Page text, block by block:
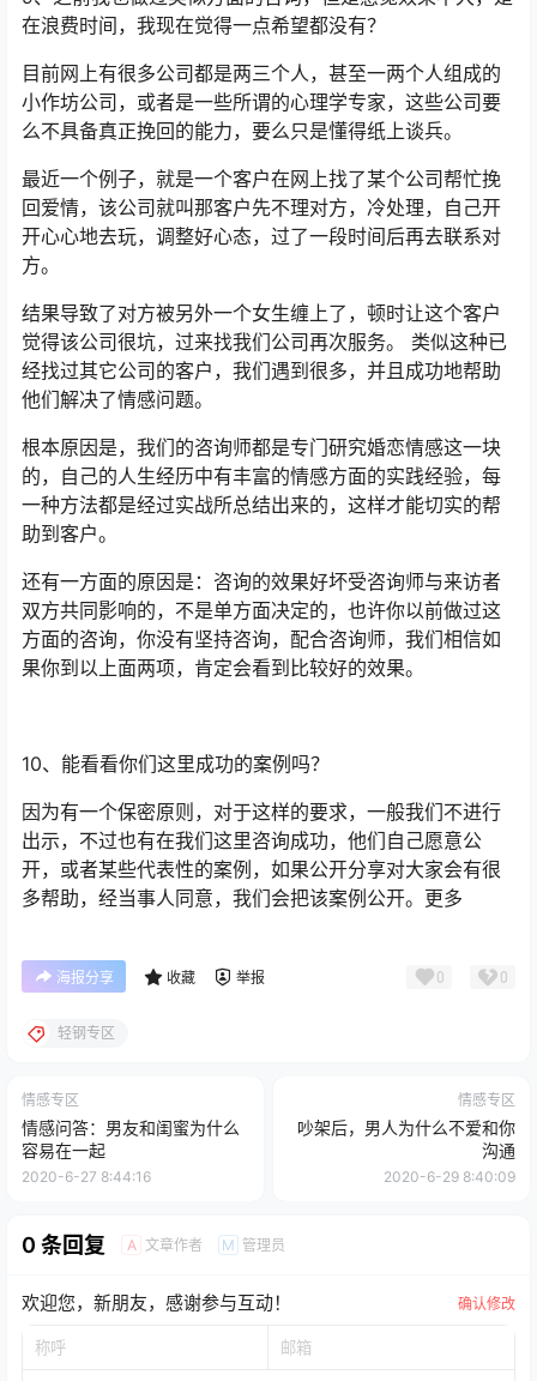
在浪费时间，我现在觉得一点希望都没有？
目前网上有很多公司都是两三个人，甚至一两个人组成的
小作坊公司，或者是一些所谓的心理学专家，这些公司要
么不具备真正挽回的能力，要么只是懂得纸上谈兵。
最近一个例子，就是一个客户在网上找了某个公司帮忙挽
回爱情，该公司就叫那客户先不理对方，冷处理，自己开
开心心地去玩，调整好心态，过了一段时间后再去联系对
方。
结果导致了对方被另外一个女生缠上了，顿时让这个客户
觉得该公司很坑，过来找我们公司再次服务。 类似这种已
经找过其它公司的客户，我们遇到很多，并且成功地帮助
他们解决了情感问题。
根本原因是，我们的咨询师都是专门研究婚恋情感这一块
的，自己的人生经历中有丰富的情感方面的实践经验，每
一种方法都是经过实战所总结出来的，这样才能切实的帮
助到客户。
还有一方面的原因是：咨询的效果好坏受咨询师与来访者
双方共同影响的，不是单方面决定的，也许你以前做过这
方面的咨询，你没有坚持咨询，配合咨询师，我们相信如
果你到以上面两项，肯定会看到比较好的效果。
10、能看看你们这里成功的案例吗？
因为有一个保密原则，对于这样的要求，一般我们不进行
出示，不过也有在我们这里咨询成功，他们自己愿意公
开，或者某些代表性的案例，如果公开分享对大家会有很
多帮助，经当事人同意，我们会把该案例公开。更多
海报分享 收藏 举报 0 0
轻钢专区
情感专区
情感问答：男友和闺蜜为什么
容易在一起
2020-6-27 8:44:16
情感专区
吵架后，男人为什么不爱和你
沟通
2020-6-29 8:40:09
0 条回复 A 文章作者 M 管理员
欢迎您，新朋友，感谢参与互动！ 确认修改